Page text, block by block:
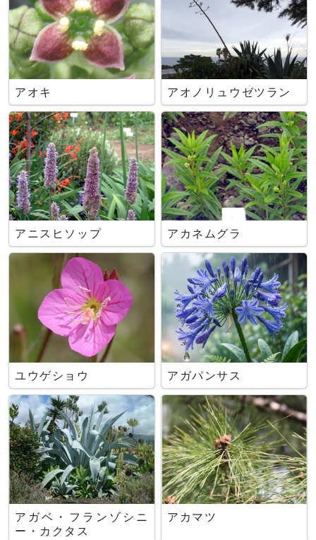
アオキ アオノリュウゼツラン
アニスヒソップ アカネムグラ
ユウゲショウ アガパンサス
アガベ・フランゾシニ
ー・カクタス
アカマツ